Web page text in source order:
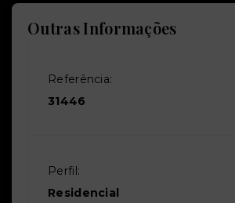
Outras Informações
Referência:
31446
Perfil:
Residencial